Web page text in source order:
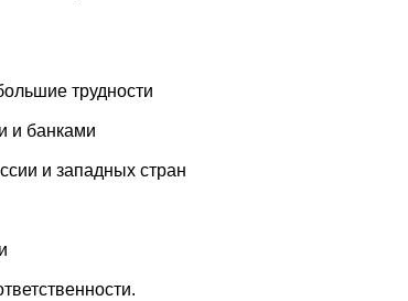
трудности
и банками
и западных стран